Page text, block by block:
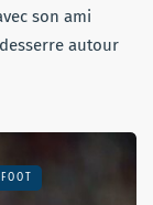
son ami
autour
FOOT